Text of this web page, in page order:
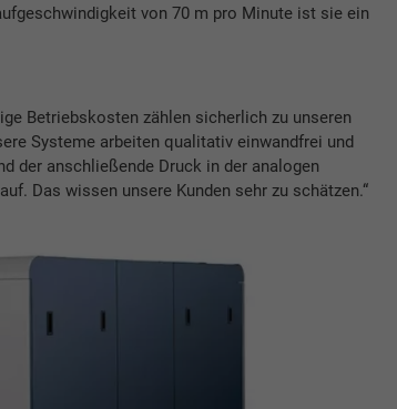
von 70 m pro Minute ist sie ein
Betriebskosten zählen sicherlich zu unseren
Systeme arbeiten qualitativ einwandfrei und
der anschließende Druck in der analogen
Das wissen unsere Kunden sehr zu schätzen.“